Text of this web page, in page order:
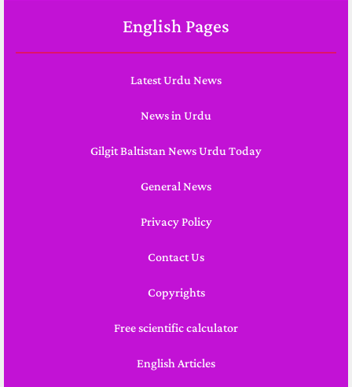
English Pages
Latest Urdu News
News in Urdu
Gilgit Baltistan News Urdu Today
General News
Privacy Policy
Contact Us
Copyrights
Free scientific calculator
English Articles